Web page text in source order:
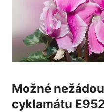
Možné
cyklamátu E952